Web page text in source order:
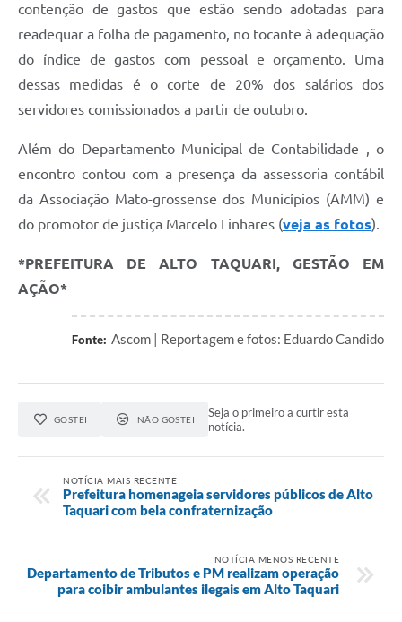
contenção de gastos que estão sendo adotadas para
readequar a folha de pagamento, no tocante à adequação
do índice de gastos com pessoal e orçamento. Uma
dessas medidas é o corte de 20% dos salários dos
servidores comissionados a partir de outubro.
Além do Departamento Municipal de Contabilidade , o
encontro contou com a presença da assessoria contábil
da Associação Mato-grossense dos Municípios (AMM) e
do promotor de justiça Marcelo Linhares (veja as fotos).
*PREFEITURA DE ALTO TAQUARI, GESTÃO EM
AÇÃO*
Fonte: Ascom | Reportagem e fotos: Eduardo Candido
GOSTEI NÃO GOSTEI
Seja o primeiro a curtir esta
notícia.
NOTÍCIA MAIS RECENTE
Prefeitura homenageia servidores públicos de Alto
Taquari com bela confraternização
NOTÍCIA MENOS RECENTE
Departamento de Tributos e PM realizam operação
para coibir ambulantes ilegais em Alto Taquari